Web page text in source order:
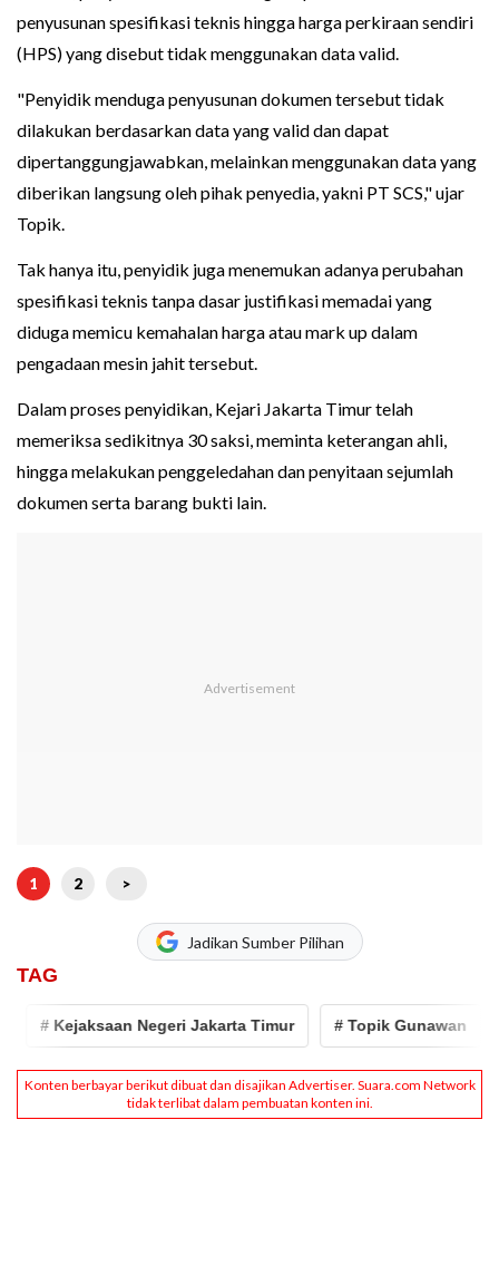
penyusunan spesifikasi teknis hingga harga perkiraan sendiri
(HPS) yang disebut tidak menggunakan data valid.
"Penyidik menduga penyusunan dokumen tersebut tidak
dilakukan berdasarkan data yang valid dan dapat
dipertanggungjawabkan, melainkan menggunakan data yang
diberikan langsung oleh pihak penyedia, yakni PT SCS," ujar
Topik.
Tak hanya itu, penyidik juga menemukan adanya perubahan
spesifikasi teknis tanpa dasar justifikasi memadai yang
diduga memicu kemahalan harga atau mark up dalam
pengadaan mesin jahit tersebut.
Dalam proses penyidikan, Kejari Jakarta Timur telah
memeriksa sedikitnya 30 saksi, meminta keterangan ahli,
hingga melakukan penggeledahan dan penyitaan sejumlah
dokumen serta barang bukti lain.
1 2 >
Jadikan Sumber Pilihan
TAG
# Kejaksaan Negeri Jakarta Timur # Topik Gunawan